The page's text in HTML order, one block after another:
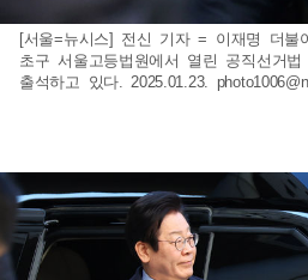
[서울=뉴시스] 전신 기자 = 이재명 더불
초구 서울고등법원에서 열린 공직선거
출석하고 있다. 2025.01.23.